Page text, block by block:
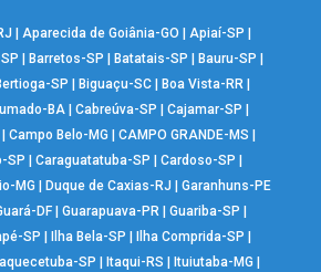
Aparecida de Goiânia-GO Apiaí-SP
Barretos-SP Batatais-SP Bauru-SP
SP Biguaçu-SC Boa Vista-RR
BA| Cabreúva-SP Cajamar-SP
|Campo Belo-MG |CAMPO GRANDE-MS
SP
Caraguatatuba-SP Cardoso-SP
MG Duque de Caxias-RJ
Garanhuns-PE
DF| Guarapuava-PR| Guariba-SP
SP Ilha Bela-SP Ilha Comprida-SP
SP Itaqui-RS Ituiutaba-MG